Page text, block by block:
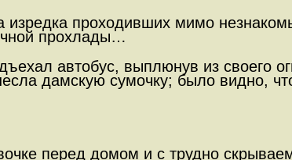
проходивших мимо
прохлады…
автобус, выплюнув из своего
дамскую сумочку; было видно,
перед домом и с трудно